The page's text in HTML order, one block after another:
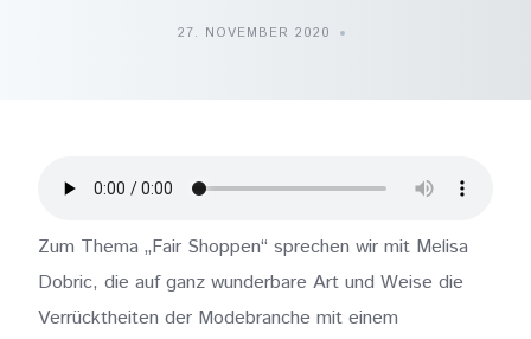
27. NOVEMBER 2020
Zum Thema „Fair Shoppen“ sprechen wir mit Melisa
Dobric, die auf ganz wunderbare Art und Weise die
Verrücktheiten der Modebranche mit einem